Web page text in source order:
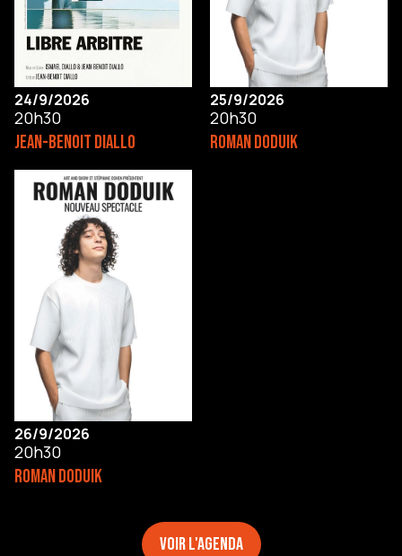
24/9/2026
20h30
JEAN-BENOIT DIALLO
25/9/2026
20h30
ROMAN DODUIK
26/9/2026
20h30
ROMAN DODUIK
Voir l'agenda